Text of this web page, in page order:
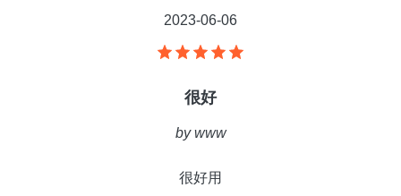
2023-06-06
很好
bywww
很好用